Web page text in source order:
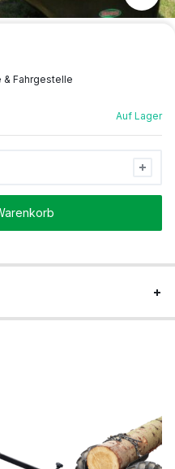
Fahrgestelle
Auf Lager